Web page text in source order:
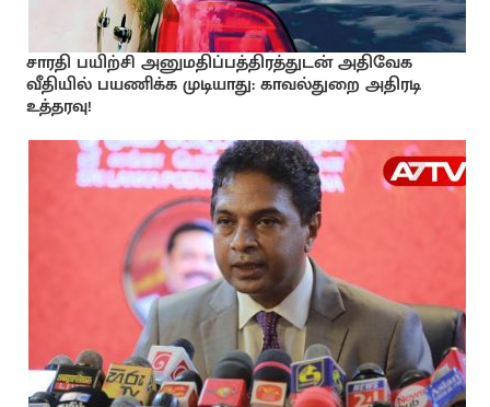
சாரதி பயிற்சி அனுமதிப்பத்திரத்துடன் அதிவேக
வீதியில் பயணிக்க முடியாது: காவல்துறை அதிரடி
உத்தரவு!